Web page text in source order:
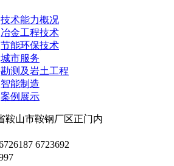
技术能力概况
冶金工程技术
节能环保技术
城市服务
勘测及岩土工程
智能制造
案例展示
鞍山市鞍钢厂区正门内
6723692